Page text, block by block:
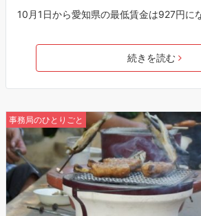
10月1日から愛知県の最低賃金は927円に
続きを読む
事務局のひとりごと